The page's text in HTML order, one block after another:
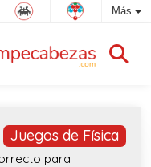
Más
Juegos de Física
para